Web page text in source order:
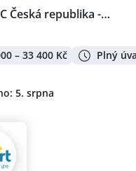
Česká republika -…
– 33 400 Kč Plný
5. srpna